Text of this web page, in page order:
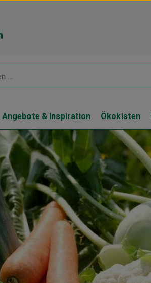
Angebote & Inspiration Ökokisten